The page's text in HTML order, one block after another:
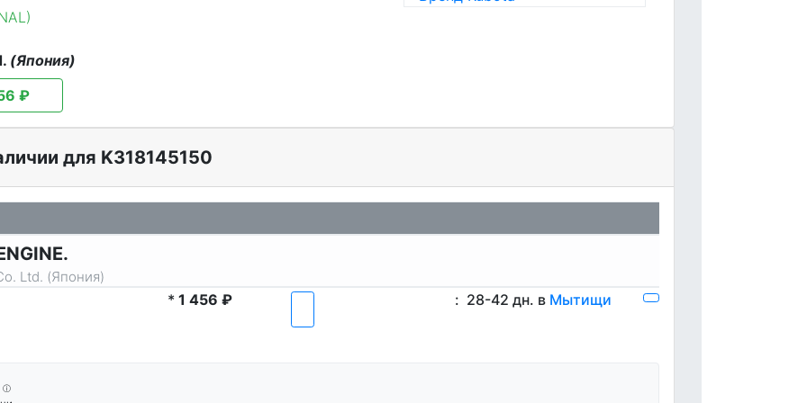
(Япония)
₽
для K318145150
Ltd. (Япония)
* 1 456 ₽ : 28-42 дн. в Мытищи
ⓘ